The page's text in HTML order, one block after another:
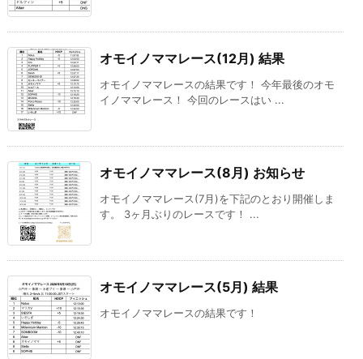
オモイノママレース(12月) 結果
オモイノママレースの結果です！ 今年最後のオモ
イノママレース！ 今回のレースはい ...
オモイノママレース(8月) お知らせ
オモイノママレース(7月)を下記のとおり開催しま
す。 3ヶ月ぶりのレースです！ ...
オモイノママレース(5月) 結果
オモイノママレースの結果です！